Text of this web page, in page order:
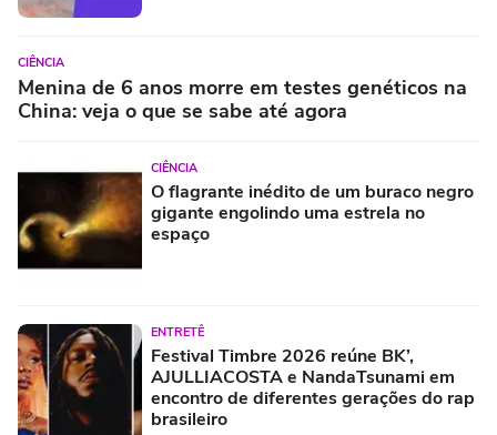
CIÊNCIA
Menina de 6 anos morre em testes genéticos na
China: veja o que se sabe até agora
CIÊNCIA
O flagrante inédito de um buraco negro
gigante engolindo uma estrela no
espaço
ENTRETÊ
Festival Timbre 2026 reúne BK’,
AJULLIACOSTA e NandaTsunami em
encontro de diferentes gerações do rap
brasileiro